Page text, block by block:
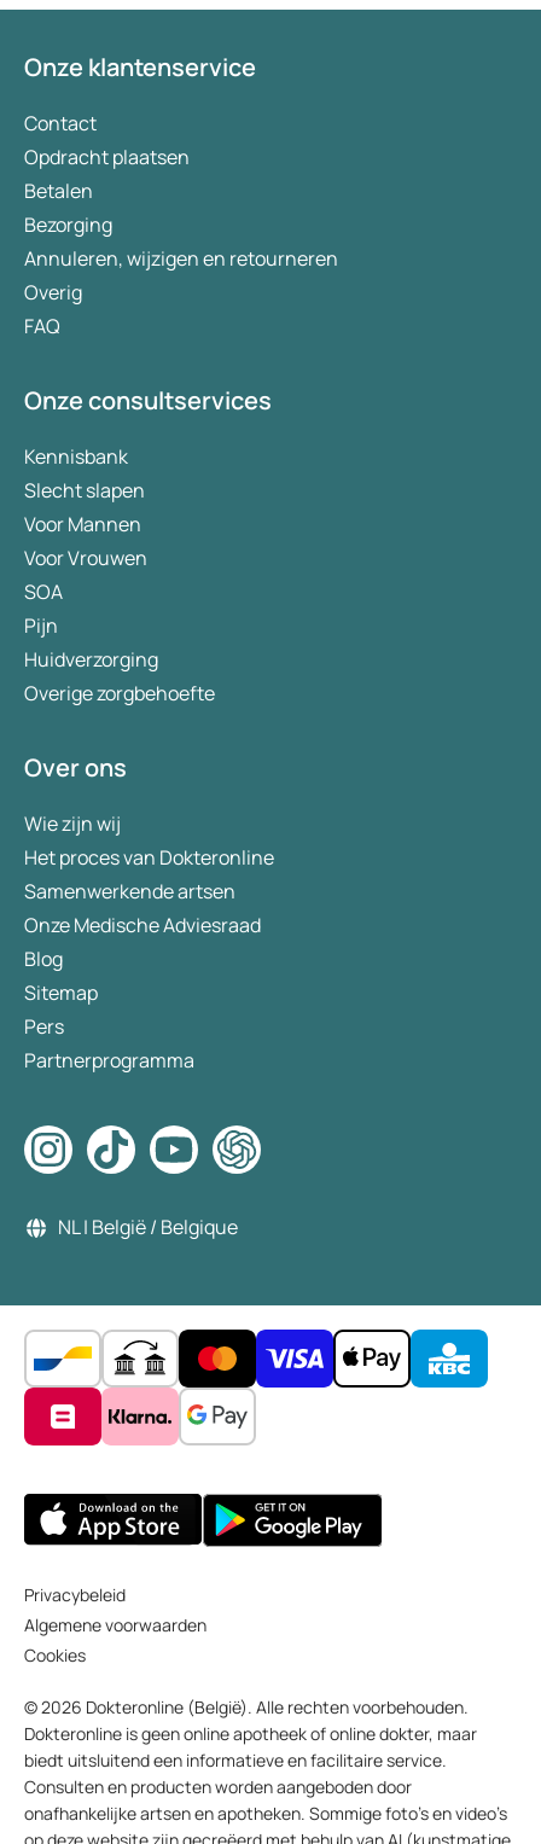
het ontstaan van erectieproblemen.
lichamelijke en psychische oorzaken van
Onze klantenservice
Contact
Opdracht plaatsen
Betalen
Bezorging
Annuleren, wijzigen en retourneren
Overig
FAQ
Onze consultservices
Kennisbank
Slecht slapen
Voor Mannen
Voor Vrouwen
SOA
Pijn
Huidverzorging
Overige zorgbehoefte
Over ons
Wie zijn wij
Het proces van Dokteronline
Samenwerkende artsen
Onze Medische Adviesraad
Blog
Sitemap
Pers
Partnerprogramma
NL | België / Belgique
Privacybeleid
Algemene voorwaarden
Cookies
© 2026 Dokteronline (België). Alle rechten voorbehouden.
Dokteronline is geen online apotheek of online dokter, maar
biedt uitsluitend een informatieve en facilitaire service.
Consulten en producten worden aangeboden door
onafhankelijke artsen en apotheken. Sommige foto’s en video’s